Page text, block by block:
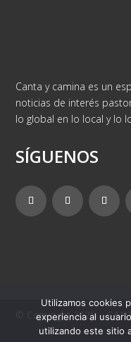
Canta y camina es un
noticias de interés
lo global en lo local y lo
SÍGUENOS
© Copyright 2025 –
Utilizamos cookies
experiencia al
utilizando este sitio